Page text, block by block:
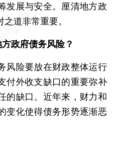
发展与安全。厘清地方政
道非常重要。
政府债务风险？
风险要放在财政整体运行
付外收支缺口的重要弥补
的缺口。 近年来，财力和
变化使得债务形势逐渐恶